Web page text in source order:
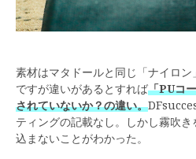
素材はマタドールと同じ「ナイロ
ですが違いがあるとすれば「PUコ
されていないか？の違い。
ティングの記載なし。しかし霧吹
込まないことがわかった。